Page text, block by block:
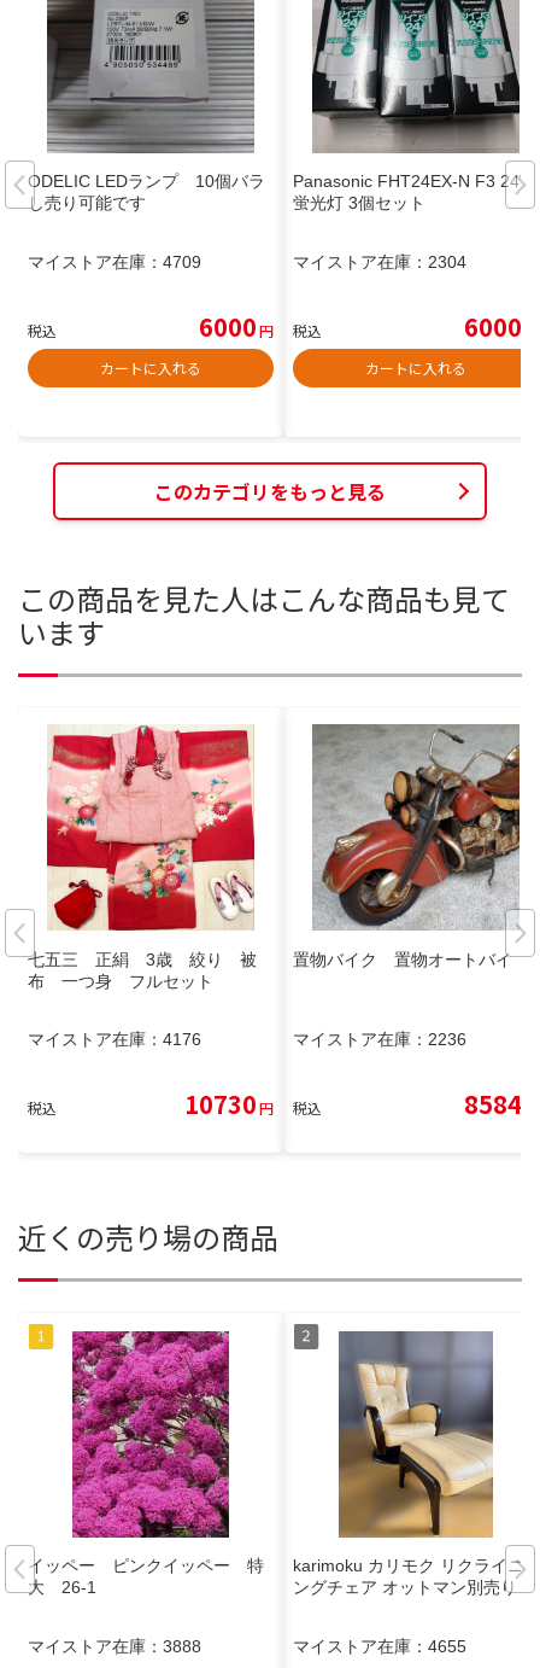
ODELIC LEDランプ 10個バラ
し売り可能です
マイストア在庫： 4709
税込 6000円
カートに入れる
Panasonic FHT24EX-N F3 24W
蛍光灯 3個セット
マイストア在庫： 2304
税込 6000
カートに入れる
このカテゴリをもっと見る
この商品を見た人はこんな商品も見て
います
七五三 正絹 3歳 絞り 被
布 一つ身 フルセット
マイストア在庫： 4176
税込 10730円
置物バイク 置物オートバイ
マイストア在庫： 2236
税込 8584
近くの売り場の商品
イッペー ピンクイッペー 特
大 26-1
マイストア在庫： 3888
karimoku カリモク リクライニ
ングチェア オットマン別売り
マイストア在庫： 4655